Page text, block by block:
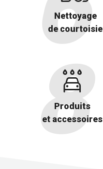
Nettoyage
de courtoisie
Produits
et accessoires